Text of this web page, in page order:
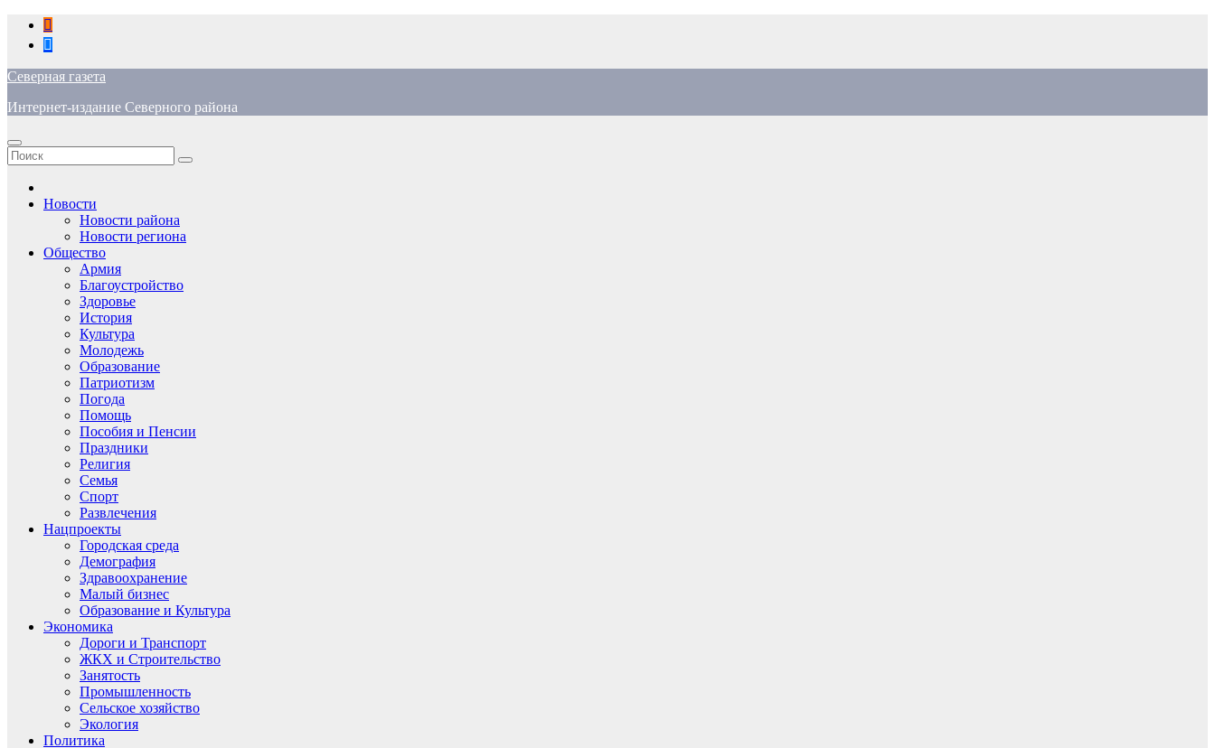
Перейти
содержимому
Северная газета
Интернет-издание Северного района
Новости
Новости района
Новости региона
Общество
Армия
Благоустройство
Здоровье
История
Культура
Молодежь
Образование
Патриотизм
Погода
Помощь
Пособия и Пенсии
Праздники
Религия
Семья
Спорт
Развлечения
Нацпроекты
Городская среда
Демография
Здравоохранение
Малый бизнес
Образование и Культура
Экономика
Дороги и Транспорт
ЖКХ и Строительство
Занятость
Промышленность
Сельское хозяйство
Экология
Политика